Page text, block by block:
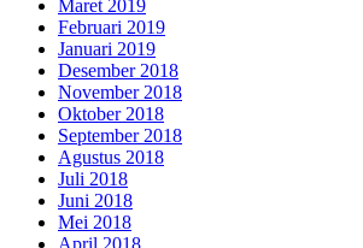
Maret 2019
Februari 2019
Januari 2019
Desember 2018
November 2018
Oktober 2018
September 2018
Agustus 2018
Juli 2018
Juni 2018
Mei 2018
April 2018